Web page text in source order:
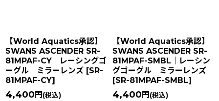
【World Aquatics承認】
SWANS ASCENDER SR-
81MPAF-CY｜レーシングゴ
ーグル ミラーレンズ [SR-
81MPAF-CY]
4,400 円 (税込)
【World Aquatics承認】
SWANS ASCENDER SR-
81MPAF-SMBL｜レーシン
グゴーグル ミラーレンズ
[SR-81MPAF-SMBL]
4,400 円 (税込)